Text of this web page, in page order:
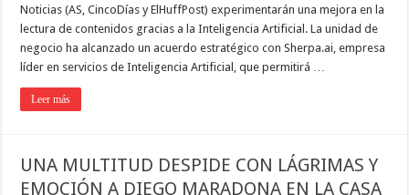
Noticias (AS, CincoDías y ElHuffPost) experimentarán una mejora en la
lectura de contenidos gracias a la Inteligencia Artificial. La unidad de
negocio ha alcanzado un acuerdo estratégico con Sherpa.ai, empresa
líder en servicios de Inteligencia Artificial, que permitirá …
Leer más
UNA MULTITUD DESPIDE CON LÁGRIMAS Y
EMOCIÓN A DIEGO MARADONA EN LA CASA